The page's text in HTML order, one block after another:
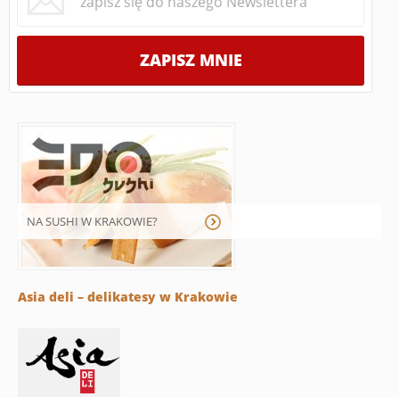
NA SUSHI W KRAKOWIE?
Asia deli – delikatesy w Krakowie